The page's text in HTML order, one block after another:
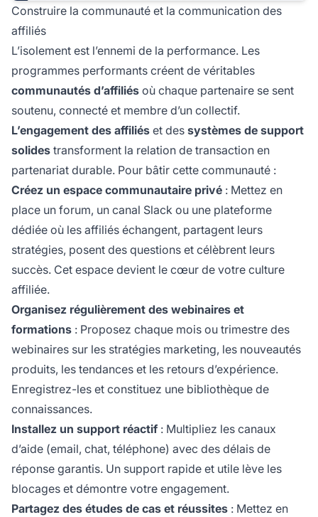
Construire la communauté et la communication des
affiliés
L’isolement est l’ennemi de la performance. Les
programmes performants créent de véritables
communautés d’affiliés où chaque partenaire se sent
soutenu, connecté et membre d’un collectif.
L’engagement des affiliés et des systèmes de support
solides transforment la relation de transaction en
partenariat durable. Pour bâtir cette communauté :
Créez un espace communautaire privé : Mettez en
place un forum, un canal Slack ou une plateforme
dédiée où les affiliés échangent, partagent leurs
stratégies, posent des questions et célèbrent leurs
succès. Cet espace devient le cœur de votre culture
affiliée.
Organisez régulièrement des webinaires et
formations : Proposez chaque mois ou trimestre des
webinaires sur les stratégies marketing, les nouveautés
produits, les tendances et les retours d’expérience.
Enregistrez-les et constituez une bibliothèque de
connaissances.
Installez un support réactif : Multipliez les canaux
d’aide (email, chat, téléphone) avec des délais de
réponse garantis. Un support rapide et utile lève les
blocages et démontre votre engagement.
Partagez des études de cas et réussites : Mettez en